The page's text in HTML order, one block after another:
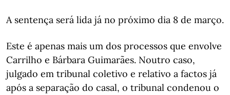
A sentença será lida já no próximo dia 8 de março.
Este é apenas mais um dos processos que envolve
Carrilho e Bárbara Guimarães. Noutro caso,
julgado em tribunal coletivo e relativo a factos já
após a separação do casal, o tribunal condenou o